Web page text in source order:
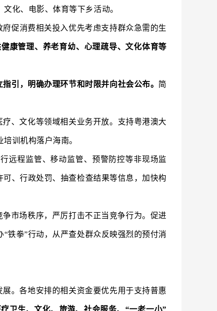
化、电影、体育等下乡活动。
促消费相关投入优先考虑支持群众急需的生
康管理、养老育幼、心理疏导、文化体育等
引，明确办理环节和时限并向社会公布。 简
、文化等领域相关业务开放。支持粤港澳大
训机构落户海南。
远程监管、移动监管、预警防控等非现场监
、行政处罚、抽查检查结果等信息，加快构
市场秩序，严厉打击不正当竞争行为。促进
铁拳”行动，从严查处群众反映强烈的预付消
。各地安排的相关资金要优先用于支持普惠
卫生、文化、旅游、社会服务、“一老一小”